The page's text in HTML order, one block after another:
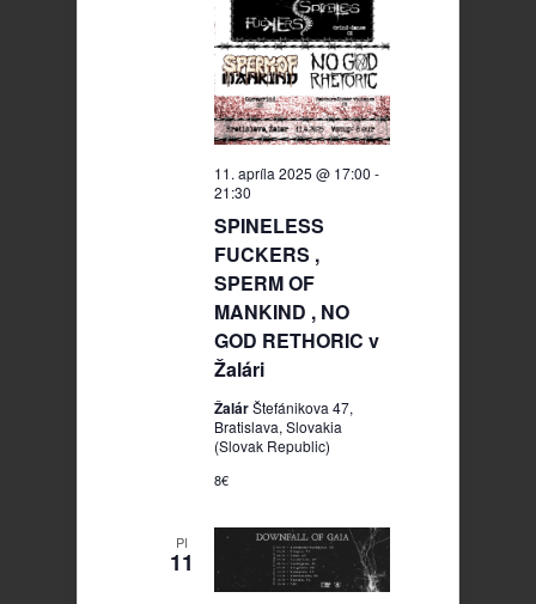
SPINELESS
FUCKERS ,
SPERM OF
MANKIND , NO
GOD RETHORIC v
Žalári
11. apríla 2025 @ 17:00 -
21:30
ŽalárŠtefánikova 47,
Bratislava, Slovakia
(Slovak Republic)
8€
PI
11